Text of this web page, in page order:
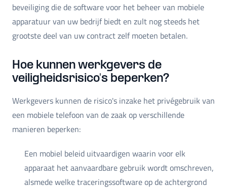
beveiliging die de software voor het beheer van mobiele
apparatuur van uw bedrijf biedt en zult nog steeds het
grootste deel van uw contract zelf moeten betalen.
Hoe kunnen werkgevers de
veiligheidsrisico's beperken?
Werkgevers kunnen de risico's inzake het privégebruik van
een mobiele telefoon van de zaak op verschillende
manieren beperken:
Een mobiel beleid uitvaardigen waarin voor elk
apparaat het aanvaardbare gebruik wordt omschreven,
alsmede welke traceringssoftware op de achtergrond